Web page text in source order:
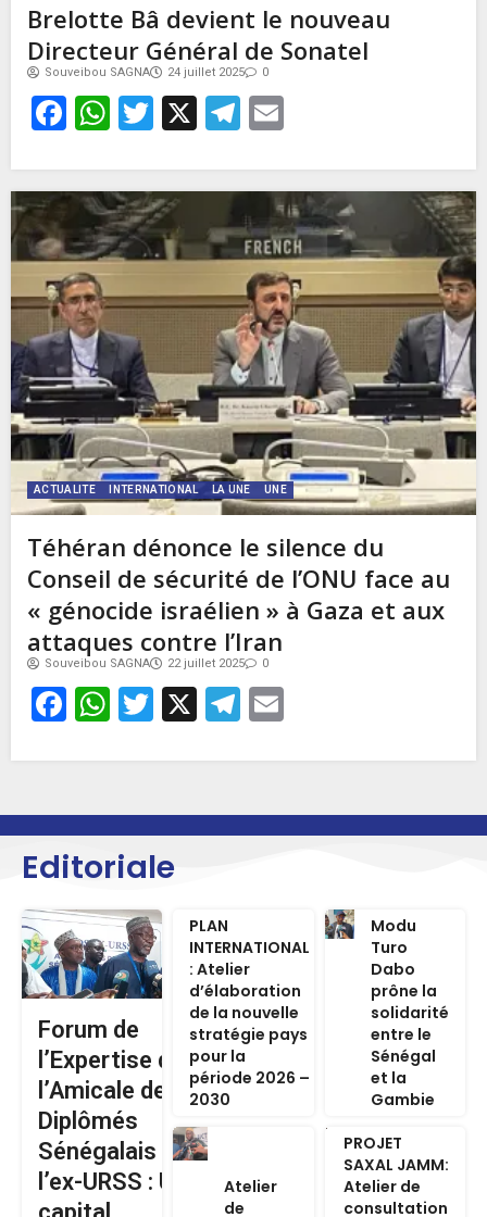
Brelotte Bâ devient le nouveau
Directeur Général de Sonatel
Souveibou SAGNA 24 juillet 2025 0
Facebook
WhatsApp
Twitter
X Telegram
ACTUALITE INTERNATIONAL LA UNE UNE
Téhéran dénonce le silence du
Conseil de sécurité de l’ONU face au
« génocide israélien » à Gaza et aux
attaques contre l’Iran
Souveibou SAGNA 22 juillet 2025 0
Facebook
WhatsApp
Twitter
X Telegram
Editoriale
Forum de
l’Expertise de
l’Amicale des
Diplômés
Sénégalais de
l’ex-URSS : Un
PLAN
INTERNATIONAL
: Atelier
d’élaboration
de la nouvelle
stratégie pays
pour la
période 2026 –
2030
Modu
Turo
Dabo
prône la
solidarité
entre le
Sénégal
et la
Gambie
Atelier
de
PROJET
SAXAL JAMM:
Atelier de
consultation